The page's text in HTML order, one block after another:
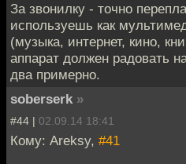
За звонилку - точно
используешь как
(музыка, интернет, кино,
аппарат должен радовать
два примерно.
soberserk »
#44 | 02.09.14 18:41
Кому: Areksy, #41